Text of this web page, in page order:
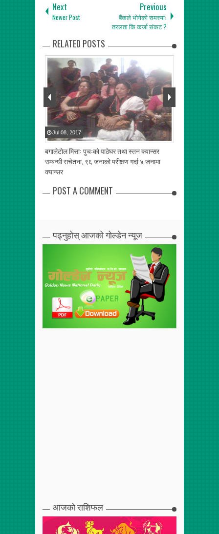
Next
Newer Post
Previous
बैंकले भोगेको समस्याः
तरलता कि कर्जा संकट ?
RELATED POSTS
बगालेटोल मिसाः पुचःको पाठेघर तथा स्तन क्यान्सर
सम्बन्धी सचेतना, ९६ जनाको परीक्षण गर्दा ४ जनामा
क्यान्सर
Jul 08 2017
POST A COMMENT
पढ्नुहोस् आजको गोल्डेन न्यूज
आजको राशिफल